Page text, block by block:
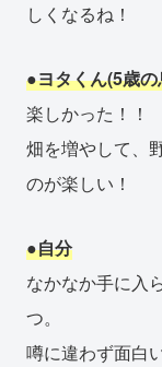
しくなるね！
●ヨタくん(5歳
楽しかった！！
畑を増やして、
のが楽しい！
●自分
なかなか手に入
つ。
噂に違わず面白